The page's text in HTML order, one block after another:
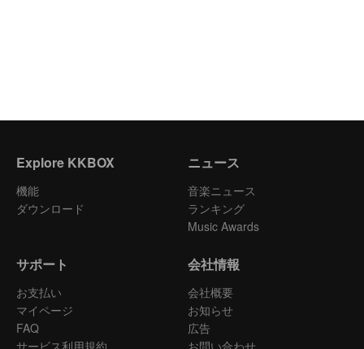
Explore KKBOX
機能
ダウンロード
ニュース
音楽ニュース
ランキング
Music Awards
サポート
お支払い
マイページ
FAQ
サービス利用規約
会社情報
会社概要
お知らせ
広告
お問い合わせ